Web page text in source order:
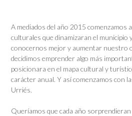
A mediados del año 2015 comenzamos
culturales que dinamizaran el municipio
conocernos mejor y aumentar nuestro
decidimos emprender algo más
posicionara en el mapa cultural y
carácter anual. Y así comenzamos con
Urriés.
Queríamos que cada año